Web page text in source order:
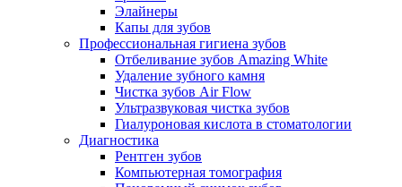
Элайнеры
Капы для зубов
Профессиональная гигиена зубов
Отбеливание зубов Amazing White
Удаление зубного камня
Чистка зубов Air Flow
Ультразвуковая чистка зубов
Гиалуроновая кислота в стоматологии
Диагностика
Рентген зубов
Компьютерная томография